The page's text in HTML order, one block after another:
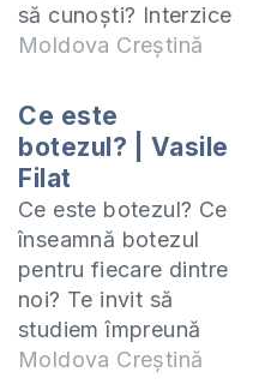
să cunoști? Interzice
Biblia căsătoria cu o
culoare? Te invit să
studiem împreună
cartea 2 Samuel și 1
Cronici. Studiul
acesta îl predau
online (ZOOM) în
fiecare zi de
miercuri la orele
20:00. Manualul
după…
Moldova Creștină
Ce este
botezul? | Vasile
Filat
Ce este botezul? Ce
înseamnă botezul
pentru fiecare dintre
noi? Te invit să
studiem împreună
cartea 2 Samuel și 1
Moldova Creștină